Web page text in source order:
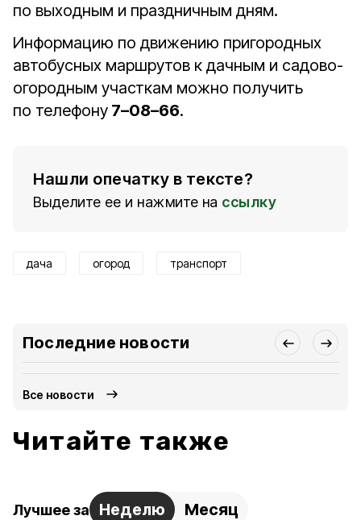
по выходным и праздничным дням.
Информацию по движению пригородных
автобусных маршрутов к дачным и садово-
огородным участкам можно получить
по телефону 7–08–66.
Нашли опечатку в тексте?
Выделите ее и нажмите на ссылку
дача огород транспорт
Последние новости
Все новости
Читайте также
Лучшее за Неделю Месяц